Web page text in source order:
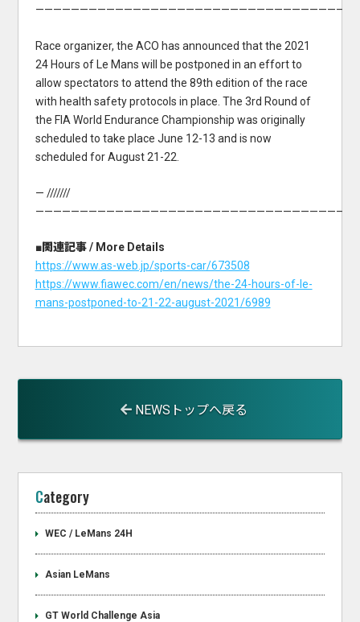
———————————————————————————————————
Race organizer, the ACO has announced that the 2021
24 Hours of Le Mans will be postponed in an effort to
allow spectators to attend the 89th edition of the race
with health safety protocols in place. The 3rd Round of
the FIA World Endurance Championship was originally
scheduled to take place June 12-13 and is now
scheduled for August 21-22.
— ///////
———————————————————————————————————
■関連記事 / More Details
https://www.as-web.jp/sports-car/673508
https://www.fiawec.com/en/news/the-24-hours-of-le-
mans-postponed-to-21-22-august-2021/6989
NEWSトップへ戻る
Category
WEC / LeMans 24H
Asian LeMans
GT World Challenge Asia